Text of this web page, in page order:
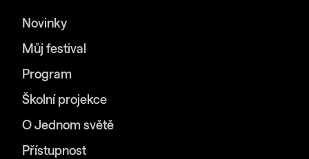
Novinky
Můj festival
Program
Školní projekce
O Jednom světě
Přístupnost